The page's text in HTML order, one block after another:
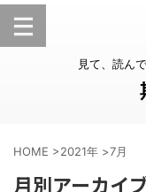
見て、読ん
HOME >2021年 >7月
月別アーカイ